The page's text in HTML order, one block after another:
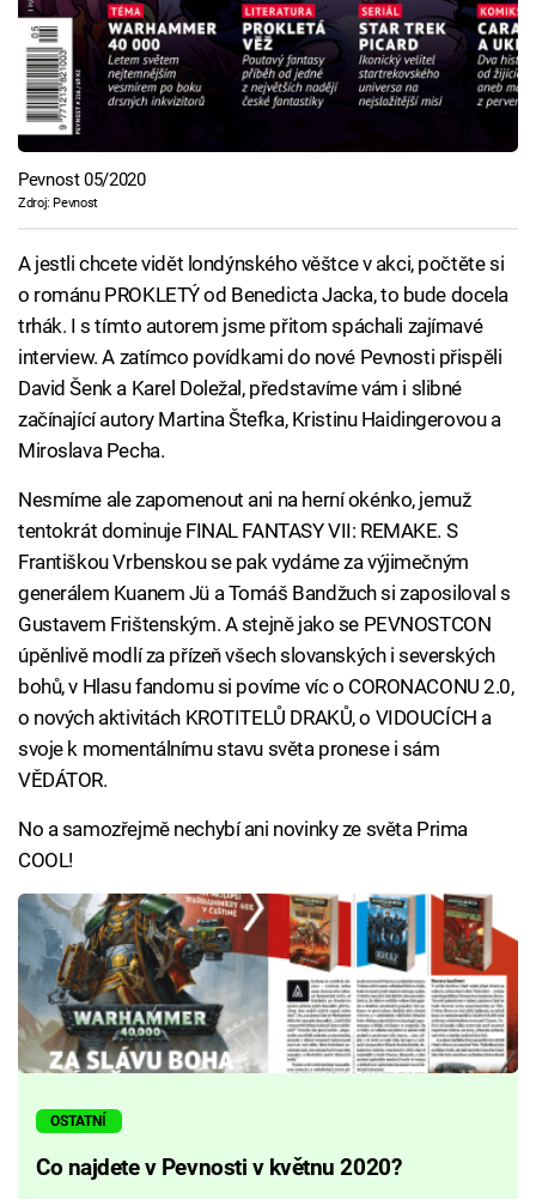
Pevnost 05/2020
Zdroj: Pevnost
A jestli chcete vidět londýnského věštce v akci, počtěte si
o románu PROKLETÝ od Benedicta Jacka, to bude docela
trhák. I s tímto autorem jsme přitom spáchali zajímavé
interview. A zatímco povídkami do nové Pevnosti přispěli
David Šenk a Karel Doležal, představíme vám i slibné
začínající autory Martina Štefka, Kristinu Haidingerovou a
Miroslava Pecha.
Nesmíme ale zapomenout ani na herní okénko, jemuž
tentokrát dominuje FINAL FANTASY VII: REMAKE. S
Františkou Vrbenskou se pak vydáme za výjimečným
generálem Kuanem Jü a Tomáš Bandžuch si zaposiloval s
Gustavem Frištenským. A stejně jako se PEVNOSTCON
úpěnlivě modlí za přízeň všech slovanských i severských
bohů, v Hlasu fandomu si povíme víc o CORONACONU 2.0,
o nových aktivitách KROTITELŮ DRAKŮ, o VIDOUCÍCH a
svoje k momentálnímu stavu světa pronese i sám
VĚDÁTOR.
No a samozřejmě nechybí ani novinky ze světa Prima
COOL!
OSTATNÍ
Co najdete v Pevnosti v květnu 2020?